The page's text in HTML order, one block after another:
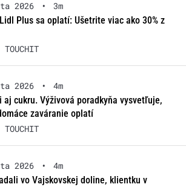
2026 •
3m
Plus sa oplatí: Ušetrite viac ako 30% z
2026 •
4m
aj cukru. Výživová poradkyňa vysvetľuje,
zaváranie oplatí
2026 •
4m
vo Vajskovskej doline, klientku v